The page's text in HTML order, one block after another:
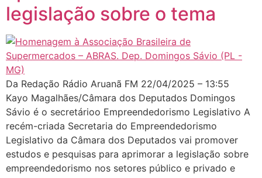
legislação sobre o tema
Da Redação Rádio Aruanã FM 22/04/2025 – 13:55
Kayo Magalhães/Câmara dos Deputados Domingos
Sávio é o secretárioo Empreendedorismo Legislativo A
recém-criada Secretaria do Empreendedorismo
Legislativo da Câmara dos Deputados vai promover
estudos e pesquisas para aprimorar a legislação sobre
empreendedorismo nos setores público e privado e